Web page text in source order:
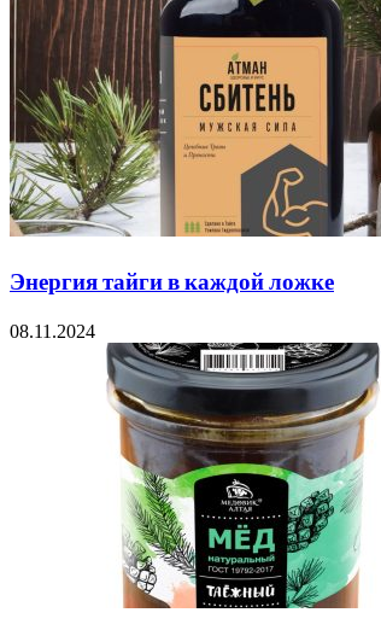
Энергия тайги в каждой ложке
08.11.2024